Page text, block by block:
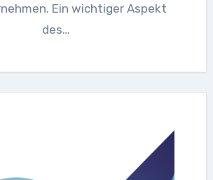
Ein wichtiger Aspekt
des…